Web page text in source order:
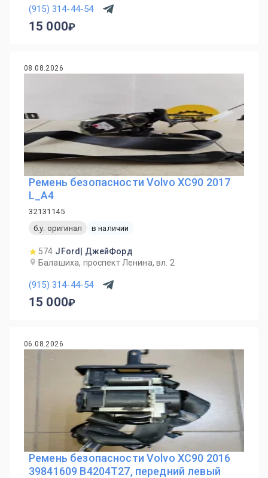
(915) 314-44-54
15 000
08.08.2026
Ремень безопасности Volvo XC90 2017
L_A4
32131145
б.у. оригинал
в наличии
574 JFord| ДжейФорд
Балашиха, проспект Ленина, вл. 2
(915) 314-44-54
15 000
06.08.2026
Ремень безопасности Volvo XC90 2016
39841609 B4204T27, передний левый